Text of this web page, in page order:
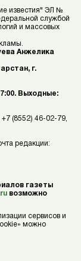
известия" ЭЛ №
службой
и массовых
Анжелика
г.
Выходные:
(8552) 46-02-79,
редакции:
газеты
возможно
сервисов и
можно